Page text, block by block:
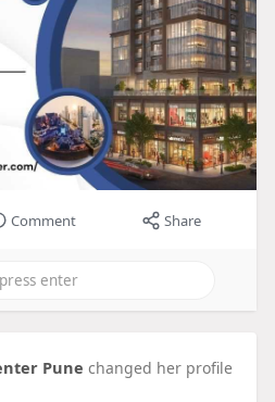
Comment Share
Pune changed her profile